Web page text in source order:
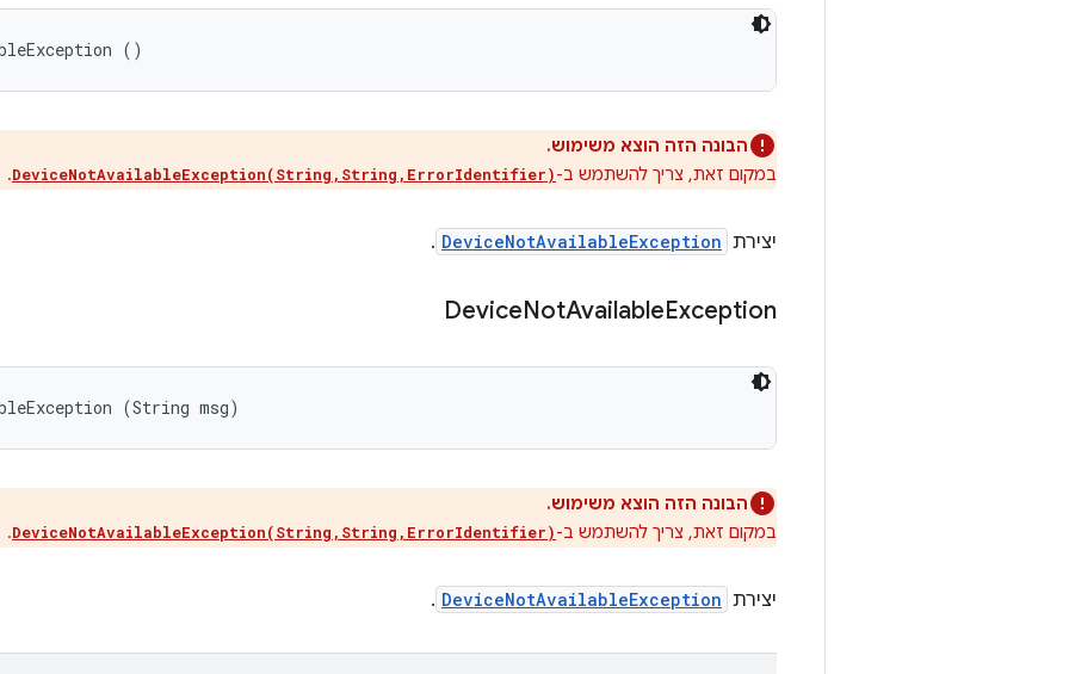
()
הבונה הזה הוצא משימוש.
במקום זאת, צריך להשתמש ב-DeviceNotAvailableException(String,String,ErrorIdentifier)
.
יצירת DeviceNotAvailableException
.
DeviceNotAvailableException
(String msg)
הבונה הזה הוצא משימוש.
במקום זאת, צריך להשתמש ב-DeviceNotAvailableException(String,String,ErrorIdentifier)
.
יצירת DeviceNotAvailableException
.